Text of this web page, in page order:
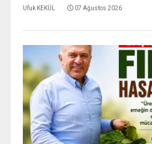
Ufuk KEKÜL 07 Ağustos 2026